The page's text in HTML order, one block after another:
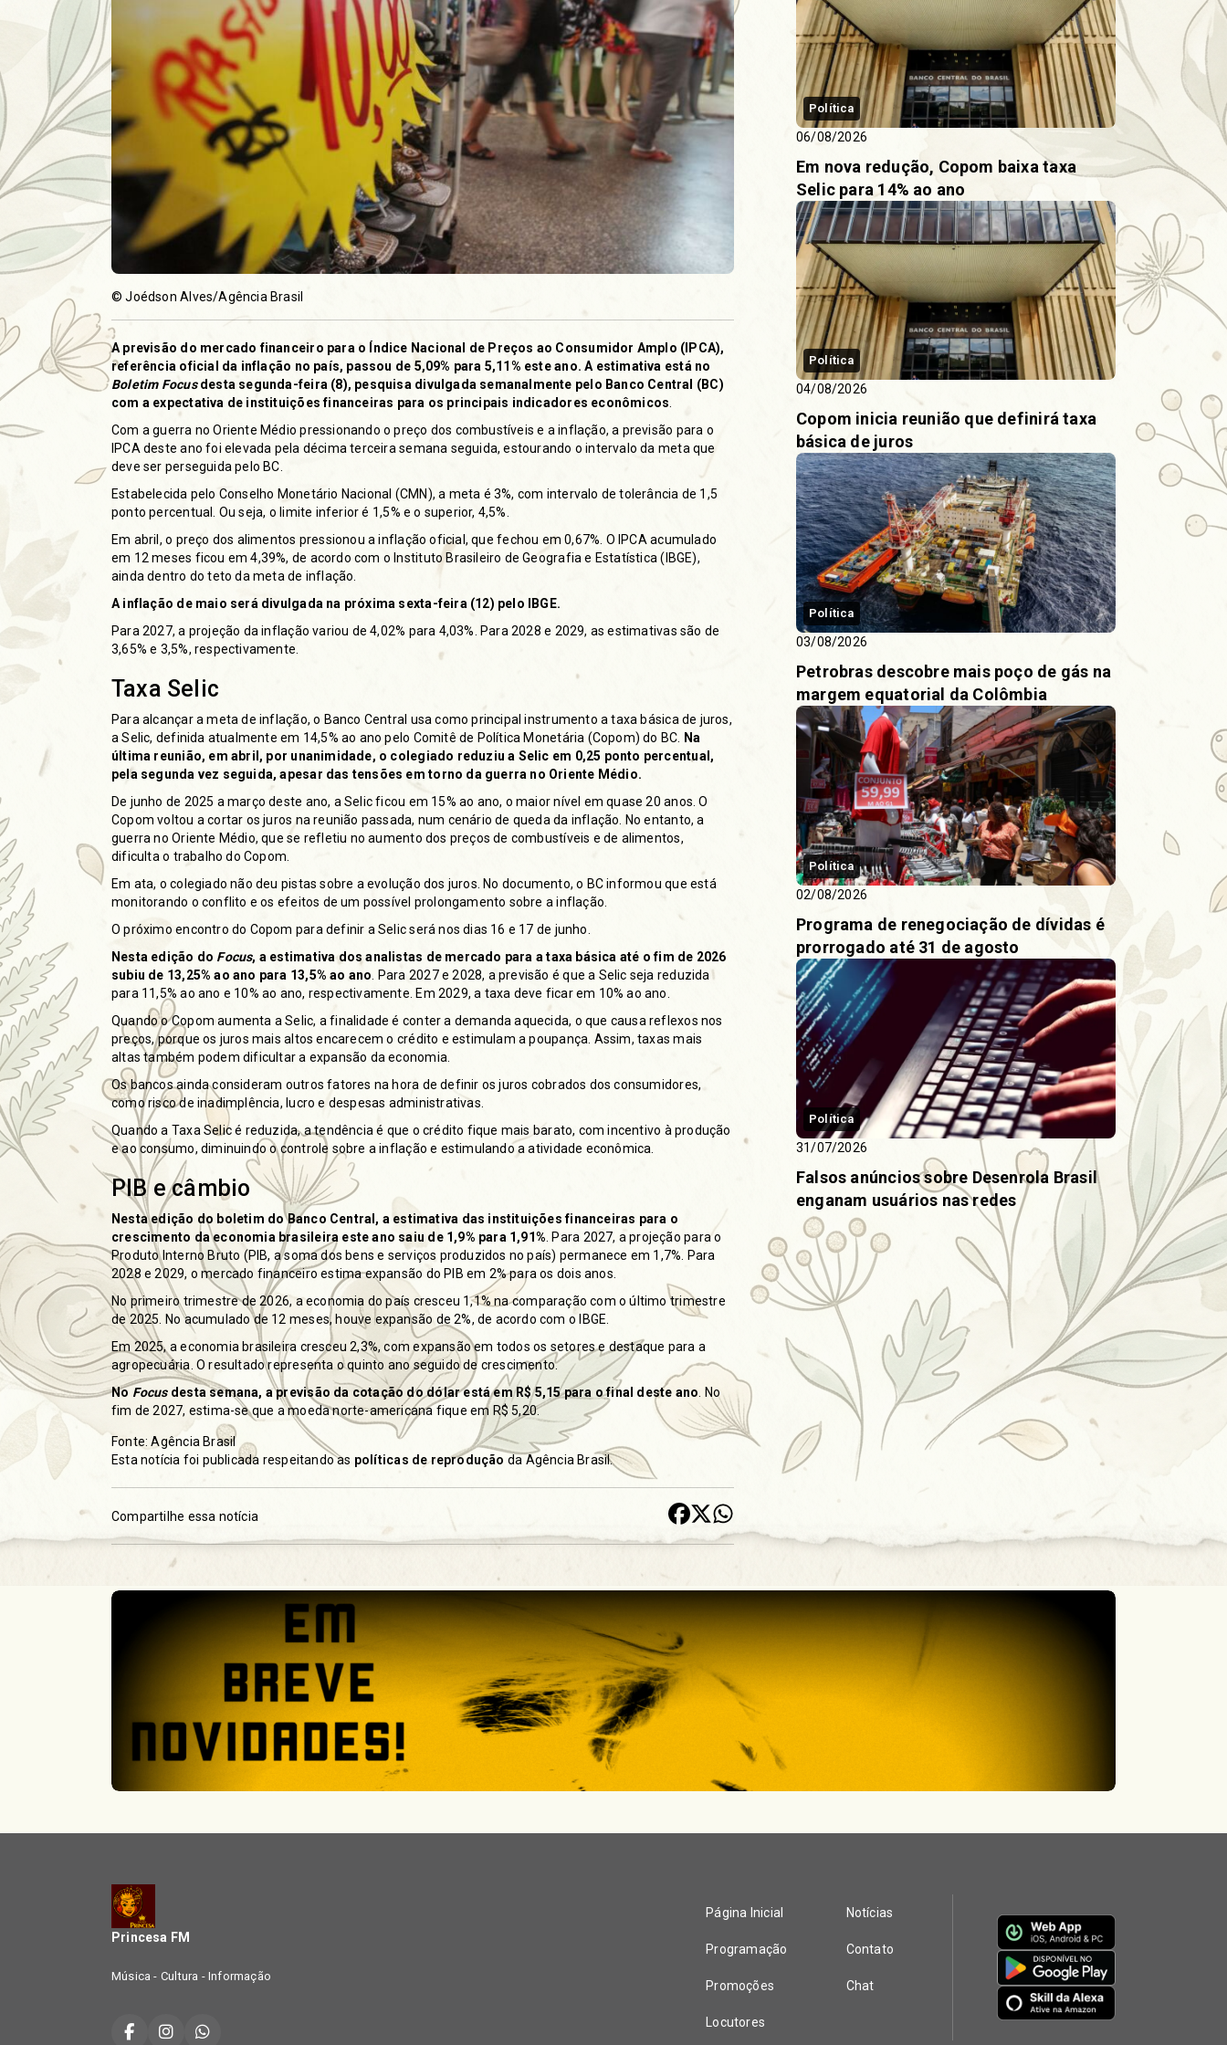
© Joédson Alves/Agência Brasil
A previsão do mercado financeiro para o Índice Nacional de Preços ao Consumidor Amplo (IPCA),
referência oficial da inflação no país, passou de 5,09% para 5,11% este ano. A estimativa está no
Boletim Focusdesta segunda-feira (8), pesquisa divulgada semanalmente pelo Banco Central (BC)
com a expectativa de instituições financeiras para os principais indicadores econômicos.
Com a guerra no Oriente Médio pressionando o preço dos combustíveis e a inflação, a previsão para o
IPCA deste ano foi elevada pela décima terceira semana seguida, estourando o intervalo da meta que
deve ser perseguida pelo BC.
Estabelecida pelo Conselho Monetário Nacional (CMN), a meta é 3%, com intervalo de tolerância de 1,5
ponto percentual. Ou seja, o limite inferior é 1,5% e o superior, 4,5%.
Em abril, o preço dos alimentos pressionou ainflação oficial, que fechou em 0,67%. O IPCA acumulado
em 12 meses ficou em 4,39%, de acordo com o Instituto Brasileiro de Geografia e Estatística (IBGE),
ainda dentro do teto da meta de inflação.
A inflação de maio será divulgada na próxima sexta-feira (12) pelo IBGE.
Para 2027, a projeção da inflação variou de 4,02% para 4,03%. Para 2028 e 2029, as estimativas são de
3,65% e 3,5%, respectivamente.
Taxa Selic
Para alcançar a meta de inflação, o Banco Central usa como principal instrumento a taxa básica de juros,
a Selic, definida atualmente em 14,5% ao ano pelo Comitê de Política Monetária (Copom) do BC. Na
última reunião, em abril, por unanimidade, o colegiado reduziu a Selic em 0,25 ponto percentual ,
pela segunda vez seguida, apesar das tensões em torno da guerra no Oriente Médio.
De junho de 2025 a março deste ano, a Selic ficou em 15% ao ano, o maior nível em quase 20 anos. O
Copom voltou a cortar os juros na reunião passada, num cenário de queda da inflação. No entanto, a
guerra no Oriente Médio, que se refletiu no aumento dos preços de combustíveis e de alimentos,
dificulta o trabalho do Copom.
Em ata, o colegiadonão deu pistas sobre a evolução dos juros. No documento, o BC informou que está
monitorando o conflito e os efeitos de um possível prolongamento sobre a inflação.
O próximo encontro do Copom para definir a Selic será nos dias 16 e 17 de junho.
Nesta edição do Focus, a estimativa dos analistas de mercado para a taxa básica até o fim de 2026
subiu de 13,25% ao ano para 13,5% ao ano. Para 2027 e 2028, a previsão é que a Selic seja reduzida
para 11,5% ao ano e 10% ao ano, respectivamente. Em 2029, a taxa deve ficar em 10% ao ano.
Quando o Copom aumenta a Selic, a finalidade é conter a demanda aquecida, o que causa reflexos nos
preços, porque os juros mais altos encarecem o crédito e estimulam a poupança. Assim, taxas mais
altas também podem dificultar a expansão da economia.
Os bancos ainda consideram outros fatores na hora de definir os juros cobrados dos consumidores,
como risco de inadimplência, lucro e despesas administrativas.
Quando a Taxa Selic é reduzida, a tendência é que o crédito fique mais barato, com incentivo à produção
e ao consumo, diminuindo o controle sobre a inflação e estimulando a atividade econômica.
PIB e câmbio
Nesta edição do boletim do Banco Central, a estimativa das instituições financeiras para o
crescimento da economia brasileira este ano saiu de 1,9% para 1,91%. Para 2027, a projeção para o
Produto Interno Bruto (PIB, a soma dos bens e serviços produzidos no país) permanece em 1,7%. Para
2028 e 2029, o mercado financeiro estima expansão do PIB em 2% para os dois anos.
No primeiro trimestre de 2026, aeconomia do país cresceu ​1,1% na comparação com o último trimestre
de 2025. No acumulado de 12 meses, houve expansão de 2%, de acordo com o IBGE.
Em 2025, aeconomia brasileira cresceu 2,3%, com expansão em todos os setores e destaque para a
agropecuária. O resultado representa o quinto ano seguido de crescimento.
No Focusdesta semana, a previsão da cotação do dólar está em R$ 5,15 para o final deste ano. No
fim de 2027, estima-se que a moeda norte-americana fique em R$ 5,20.
Fonte: Agência Brasil
Esta notícia foi publicada respeitando as políticas de reprodução da Agência Brasil.
Compartilhe essa notícia
Política
06/08/2026
Em nova redução, Copom baixa taxa
Selic para 14% ao ano
Política
04/08/2026
Copom inicia reunião que definirá taxa
básica de juros
Política
03/08/2026
Petrobras descobre mais poço de gás na
margem equatorial da Colômbia
Política
02/08/2026
Programa de renegociação de dívidas é
prorrogado até 31 de agosto
Política
31/07/2026
Falsos anúncios sobre Desenrola Brasil
enganam usuários nas redes
Princesa FM
Música - Cultura - Informação
Página Inicial
Programação
Promoções
Locutores
Notícias
Contato
Chat